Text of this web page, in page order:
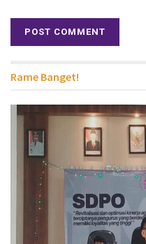
Rame Banget!